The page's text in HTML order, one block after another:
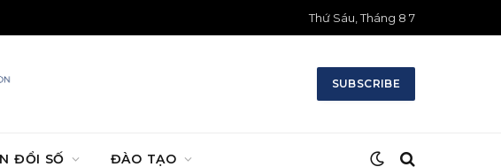
Thứ Sáu, Tháng 8 7
SUBSCRIBE
ĐỔI SỐ ĐÀO TẠO